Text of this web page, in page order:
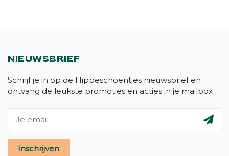
NIEUWSBRIEF
Schrijf je in op de Hippeschoentjes nieuwsbrief en
ontvang de leukste promoties en acties in je mailbox
Inschrijven